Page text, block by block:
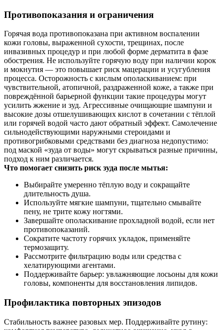
Противопоказания и ограничения
Горячая вода противопоказана при активном воспалении
кожи головы, выраженной сухости, трещинах, после
инвазивных процедур и при любой форме дерматита в фазе
обострения. Не используйте горячую воду при наличии корок
и мокнутия — это повышает риск мацерации и усугубления
процесса. Осторожность с кислым ополаскиванием: при
чувствительной, атопичной, раздраженной коже, а также при
повреждённой барьерной функции такие процедуры могут
усилить жжение и зуд. Агрессивные очищающие шампуни и
высокие дозы отшелушивающих кислот в сочетании с тёплой
или горячей водой часто дают обратный эффект. Самолечение
сильнодействующими наружными стероидами и
противогрибковыми средствами без диагноза недопустимо:
под маской «зуда от воды» могут скрываться разные причины,
подход к ним различается.
Что помогает снизить риск зуда после мытья:
Выбирайте умеренно тёплую воду и сокращайте
длительность душа.
Используйте мягкие шампуни, тщательно смывайте
пену, не трите кожу ногтями.
Завершайте ополаскивание прохладной водой, если нет
противопоказаний.
Сократите частоту горячих укладок, применяйте
термозащиту.
Рассмотрите фильтрацию воды или средства с
хелатирующими агентами.
Поддерживайте барьер: увлажняющие лосьоны для кожи
головы, компоненты для восстановления липидов.
Профилактика повторных эпизодов
Стабильность важнее разовых мер. Поддерживайте рутину: